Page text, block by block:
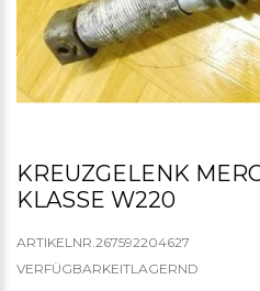
KREUZGELENK
KLASSE W220
ARTIKELNR.267592204627
VERFÜGBARKEITLAGERND